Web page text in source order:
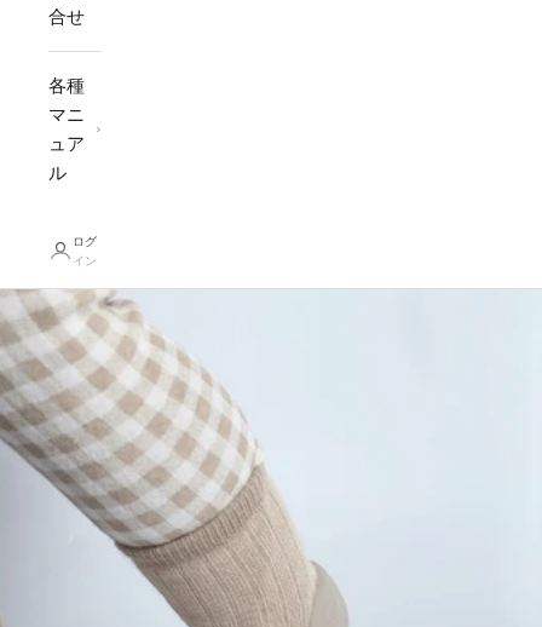
合せ
各種
マニ
ュア
ル
ログ
イン